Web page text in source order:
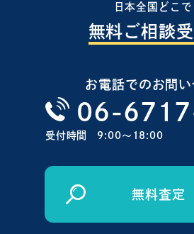
日本全国どこで
無料ご相談
お電話でのお問
06-
受付時間 9:00〜18:00
無料査定